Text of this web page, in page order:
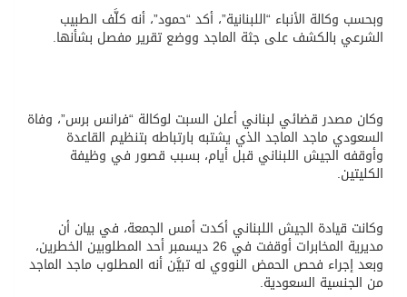
وبحسب وكالة الأنباء “اللبنانية”، أكد “حمود”، أنه كلَّف الطبيب
الشرعي بالكشف على جثة الماجد ووضع تقرير مفصل بشأنها.
وكان مصدر قضائي لبناني أعلن السبت لوكالة “فرانس برس”، وفاة
السعودي ماجد الماجد الذي يشتبه بارتباطه بتنظيم القاعدة
وأوقفه الجيش اللبناني قبل أيام، بسبب قصور في وظيفة
الكليتين.
وكانت قيادة الجيش اللبناني أكدت أمس الجمعة، في بيان أن
مديرية المخابرات أوقفت في 26 ديسمبر أحد المطلوبين الخطرين،
وبعد إجراء فحص الحمض النووي له تبيَّن أنه المطلوب ماجد الماجد
من الجنسية السعودية.